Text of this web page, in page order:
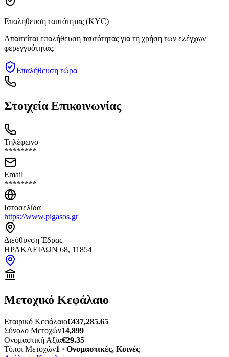
Επαλήθευση ταυτότητας (KYC)
Απαιτείται επαλήθευση ταυτότητας για τη χρήση των ελέγχων
φερεγγυότητας.
Επαλήθευση τώρα
Στοιχεία Επικοινωνίας
Τηλέφωνο
********
Email
********
Ιστοσελίδα
https://www.pigasos.gr
Διεύθυνση Έδρας
ΗΡΑΚΛΕΙΔΩΝ 68, 11854
Μετοχικό Κεφάλαιο
Εταιρικό Κεφάλαιο€437,285.65
Σύνολο Μετοχών14,899
Ονομαστική Αξία€29.35
Τύποι Μετοχών1 · Ονομαστικές, Κοινές